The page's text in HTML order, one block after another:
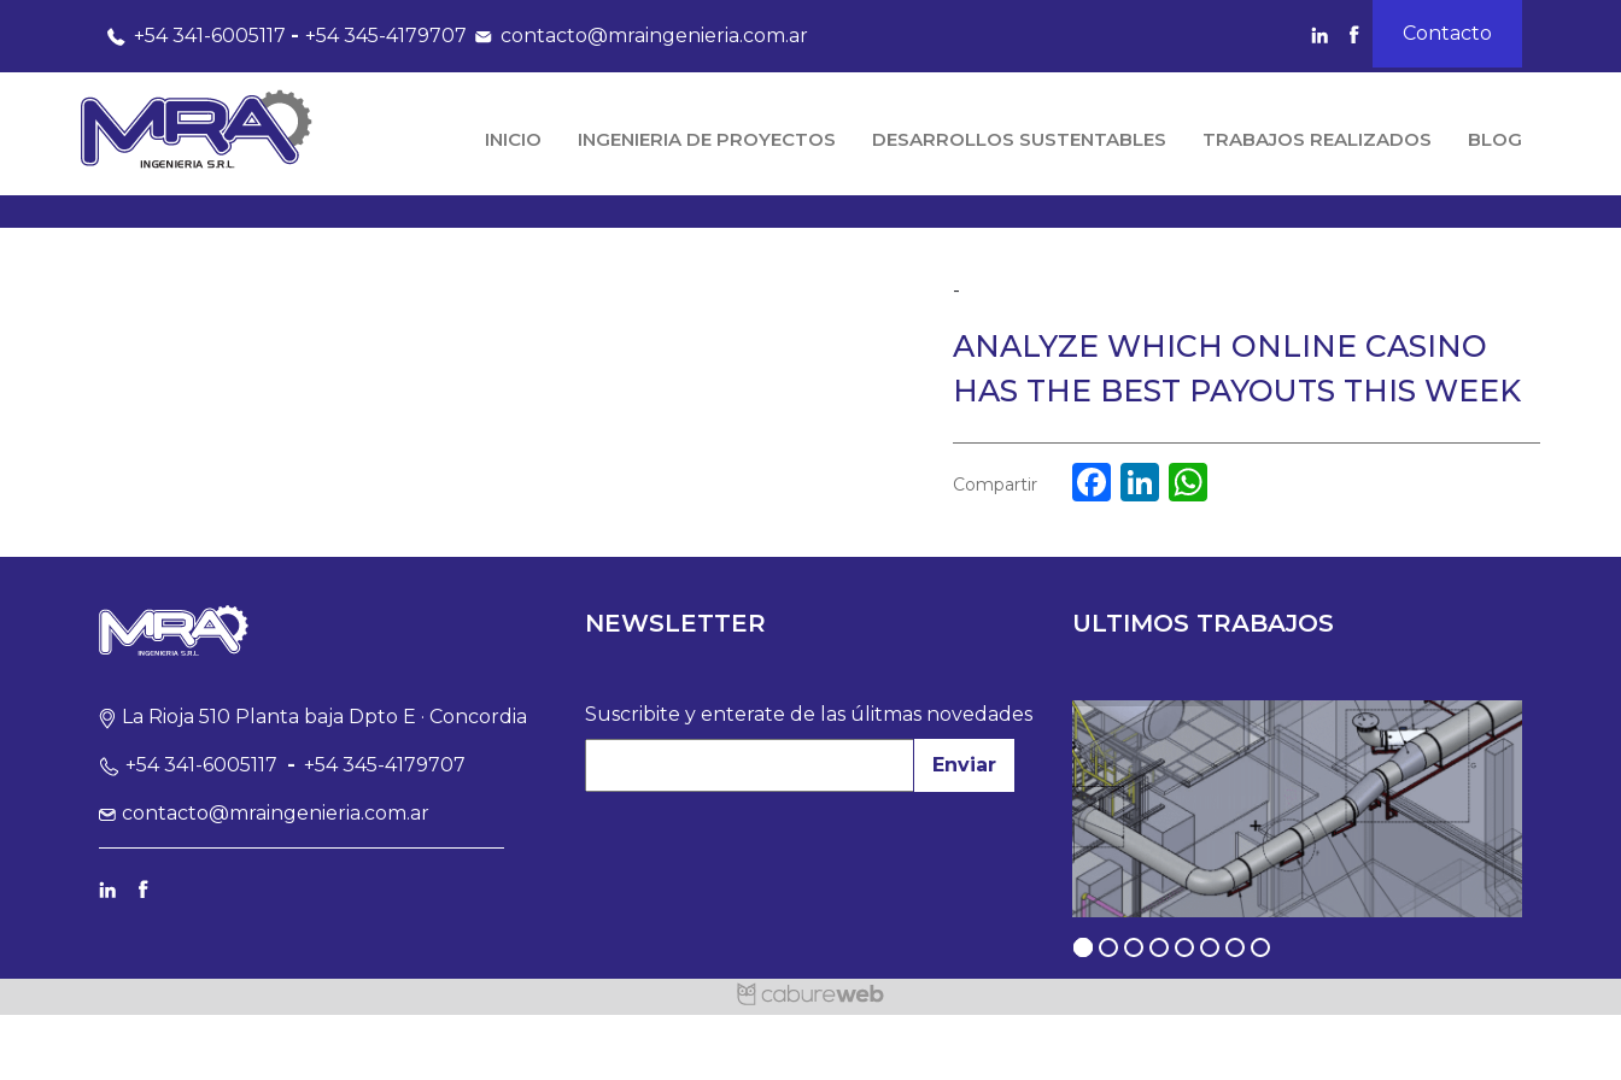
+54 341-6005117 -+54 345-4179707 contacto@mraingenieria.com.ar Contacto
INICIO INGENIERIA DE PROYECTOS DESARROLLOS SUSTENTABLES TRABAJOS REALIZADOS BLOG
-
ANALYZE WHICH ONLINE CASINO
HAS THE BEST PAYOUTS THIS WEEK
Compartir Facebook
LinkedIn
WhatsApp
La Rioja 510 Planta baja Dpto E · Concordia
+54 341-6005117 - +54 345-4179707
contacto@mraingenieria.com.ar
NEWSLETTER
Suscribite y enterate de las úlitmas novedades
Enviar
ULTIMOS TRABAJOS